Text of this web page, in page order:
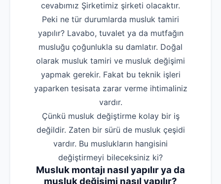
cevabımız Şirketimiz şirketi olacaktır.
Peki ne tür durumlarda musluk tamiri
yapılır? Lavabo, tuvalet ya da mutfağın
musluğu çoğunlukla su damlatır. Doğal
olarak musluk tamiri ve musluk değişimi
yapmak gerekir. Fakat bu teknik işleri
yaparken tesisata zarar verme ihtimaliniz
vardır.
Çünkü musluk değiştirme kolay bir iş
değildir. Zaten bir sürü de musluk çeşidi
vardır. Bu muslukların hangisini
değiştirmeyi bileceksiniz ki?
Musluk montajı nasıl yapılır ya da
musluk değişimi nasıl yapılır?